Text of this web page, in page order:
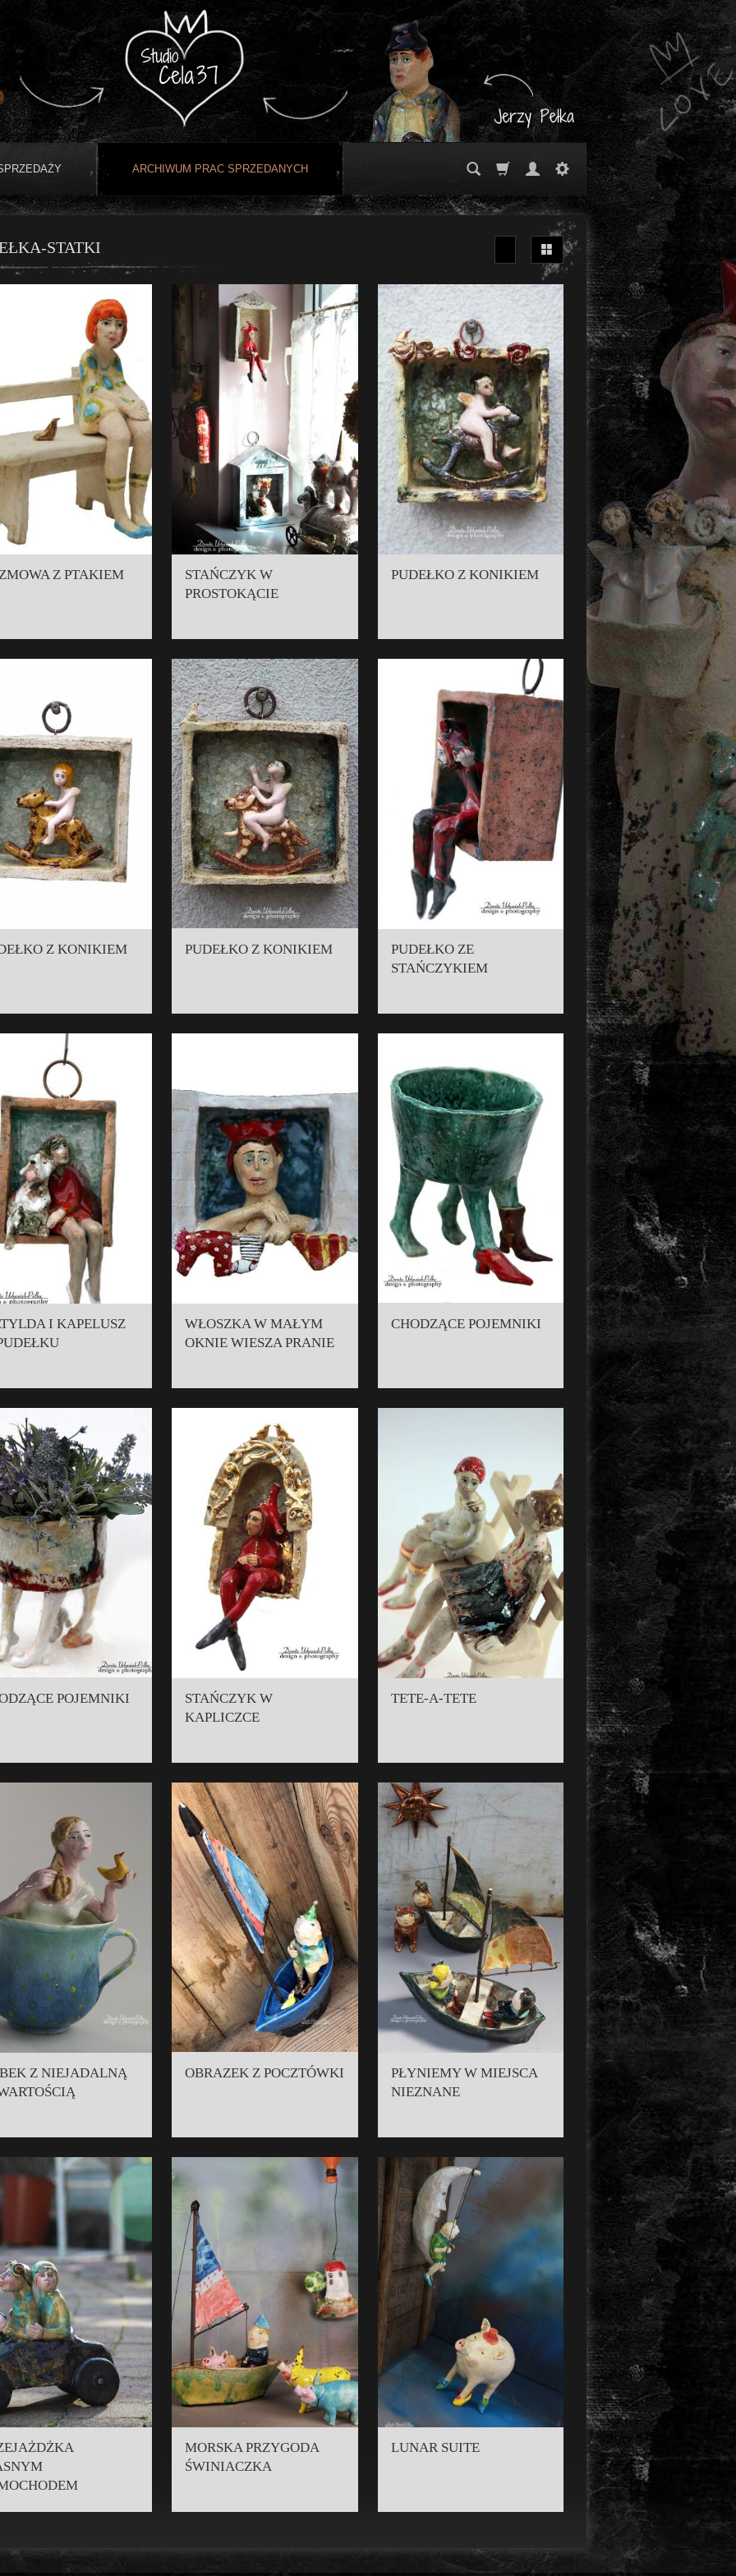
ARCHIWUM PRAC SPRZEDANYCH
STATKI
Z PTAKIEM
STAŃCZYK W
PROSTOKĄCIE
PUDEŁKO Z KONIKIEM
Z KONIKIEM PUDEŁKO Z KONIKIEM
PUDEŁKO ZE
STAŃCZYKIEM
I KAPELUSZ
WŁOSZKA W MAŁYM
OKNIE WIESZA PRANIE
CHODZĄCE POJEMNIKI
POJEMNIKI
STAŃCZYK W
KAPLICZCE
TETE-A-TETE
Z NIEJADALNĄ
OBRAZEK Z POCZTÓWKI
PŁYNIEMY W MIEJSCA
NIEZNANE
MORSKA PRZYGODA
ŚWINIACZKA
LUNAR SUITE